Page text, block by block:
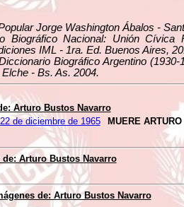
Jorge Washington Ábalos -
Biográfico Nacional: Unión Cívica
IML - 1ra. Ed. Buenos Aires,
Biográfico Argentino
- Bs. As. 2004.
Arturo Bustos Navarro
22 de diciembre de 1965 MUERE
de: Arturo Bustos Navarro
de: Arturo Bustos Navarro